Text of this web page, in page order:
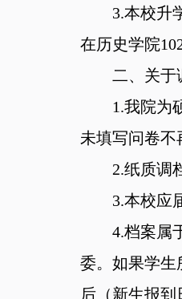
3.本校升
在历史学院
二、关于
1.我院为
未填写问卷不
2.纸质调
3.本校应
4.档案属
委。如果学生
后（新生报